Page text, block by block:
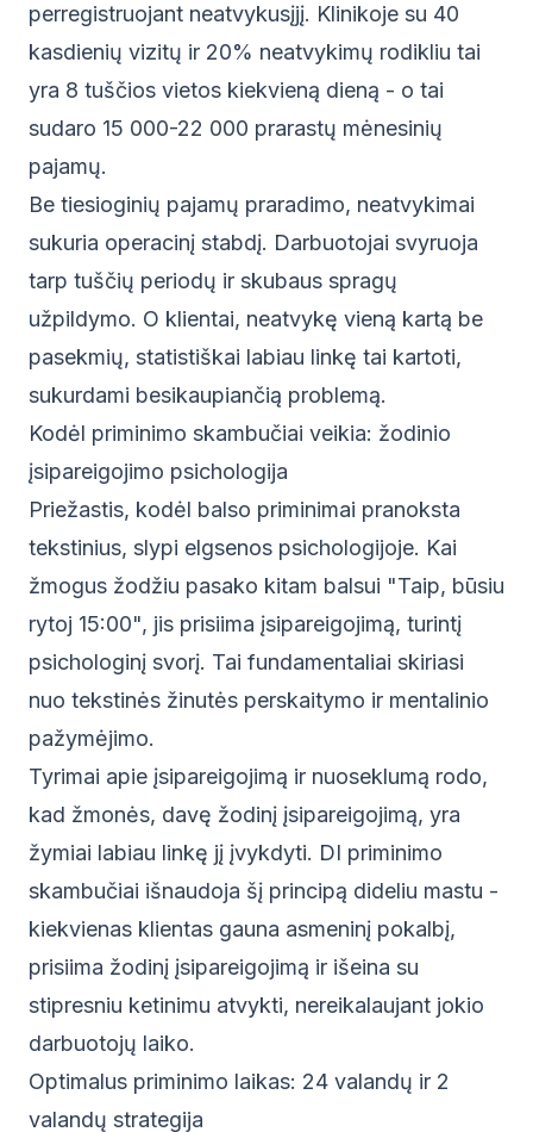
perregistruojant neatvykusįjį. Klinikoje su 40
kasdienių vizitų ir 20% neatvykimų rodikliu tai
yra 8 tuščios vietos kiekvieną dieną - o tai
sudaro 15 000-22 000 prarastų mėnesinių
pajamų.
Be tiesioginių pajamų praradimo, neatvykimai
sukuria operacinį stabdį. Darbuotojai svyruoja
tarp tuščių periodų ir skubaus spragų
užpildymo. O klientai, neatvykę vieną kartą be
pasekmių, statistiškai labiau linkę tai kartoti,
sukurdami besikaupiančią problemą.
Kodėl priminimo skambučiai veikia: žodinio
įsipareigojimo psichologija
Priežastis, kodėl balso priminimai pranoksta
tekstinius, slypi elgsenos psichologijoje. Kai
žmogus žodžiu pasako kitam balsui "Taip, būsiu
rytoj 15:00", jis prisiima įsipareigojimą, turintį
psichologinį svorį. Tai fundamentaliai skiriasi
nuo tekstinės žinutės perskaitymo ir mentalinio
pažymėjimo.
Tyrimai apie įsipareigojimą ir nuoseklumą rodo,
kad žmonės, davę žodinį įsipareigojimą, yra
žymiai labiau linkę jį įvykdyti. DI priminimo
skambučiai išnaudoja šį principą dideliu mastu -
kiekvienas klientas gauna asmeninį pokalbį,
prisiima žodinį įsipareigojimą ir išeina su
stipresniu ketinimu atvykti, nereikalaujant jokio
darbuotojų laiko.
Optimalus priminimo laikas: 24 valandų ir 2
valandų strategija